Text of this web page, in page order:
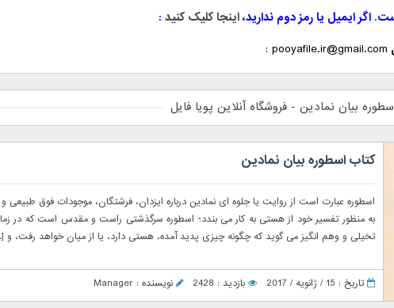
اگر ایمیل یا رمز دوم ندارید،اینجا کلیک کنید
pooyafile.ir@gmail.com
بیان نمادین - فروشگاه آنلاین پویا فایل
کتاب اسطوره بیان نمادین
اسطوره عبارت است از روایت یا جلوه ای نمادین درباره ایزدان، فرشتگان، موجودات فوق
به منظور تفسیر خود از هستی به کار می بندد؛ اسطوره سرگذشتی راست و مقدس است که در
تخیلی و وهم انگیز می گوید که چگونه چیزی پدید آمده، هستی دارد، یا از میان خواهد رفت، و
تاریخ : 15 / ژانویه / 2017 بازدید : 2428 نویسنده : Manager